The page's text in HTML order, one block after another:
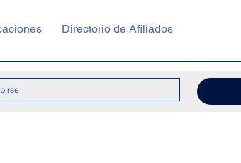
Directorio de Afiliados